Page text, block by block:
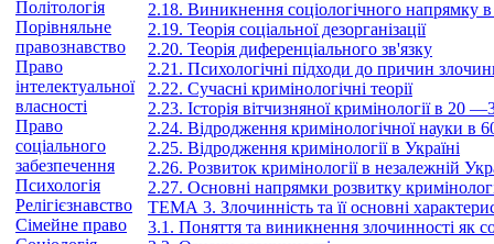
Політологія
Порівняльне
правознавство
Право
інтелектуальної
власності
Право
соціального
забезпечення
Психологія
Релігієзнавство
Сімейне право
2.18. Виникнення соціологічного напрямку в
2.19. Теорія соціальної дезорганізації
2.20. Теорія диференціального зв'язку
2.21. Психологічні підходи до причин
2.22. Сучасні кримінологічні теорії
2.23. Історія вітчизняної кримінології в 20
2.24. Відродження кримінологічної науки в
2.25. Відродження кримінології в Україні
2.26. Розвиток кримінології в незалежній
2.27. Основні напрямки розвитку
ТЕМА 3. Злочинність та її основні
3.1. Поняття та виникнення злочинності як